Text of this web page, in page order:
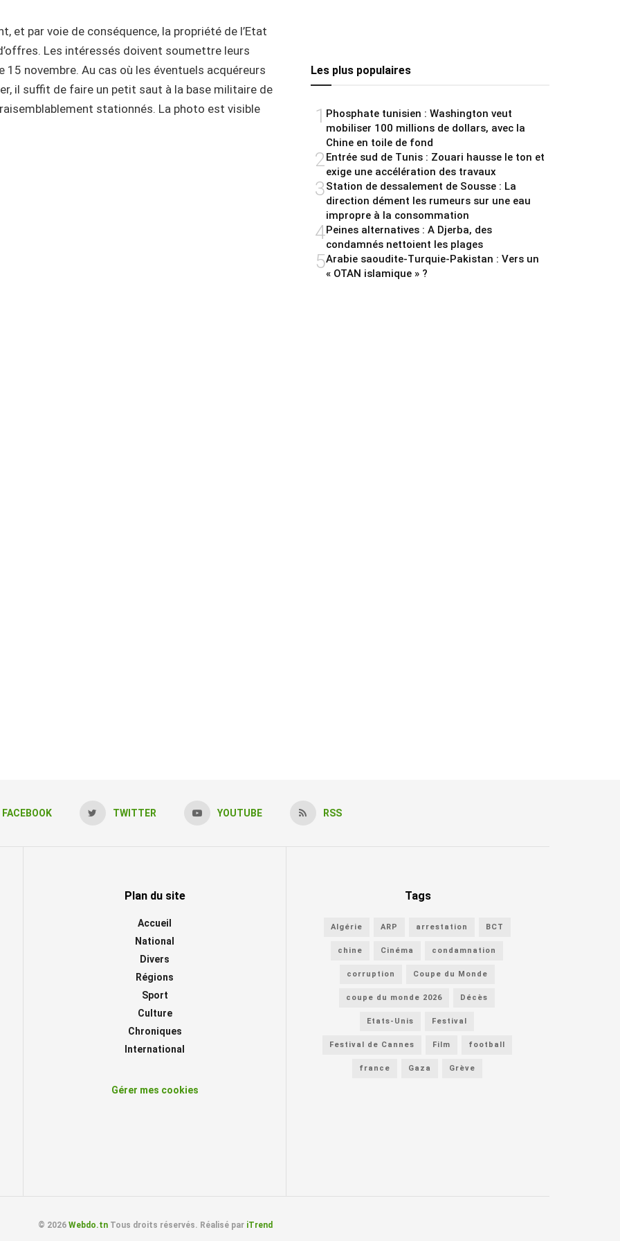
et par voie de conséquence, la propriété de l’Etat
Les intéressés doivent soumettre leurs
15 novembre. Au cas où les éventuels acquéreurs
il suffit de faire un petit saut à la base militaire de
stationnés. La photo est visible
Les plus populaires
1 Phosphate tunisien : Washington veut
mobiliser 100 millions de dollars, avec la
Chine en toile de fond
2Entrée sud de Tunis : Zouari hausse le ton et
exige une accélération des travaux
3Station de dessalement de Sousse : La
direction dément les rumeurs sur une eau
impropre à la consommation
4Peines alternatives : A Djerba, des
condamnés nettoient les plages
5Arabie saoudite-Turquie-Pakistan : Vers un
« OTAN islamique » ?
FACEBOOK TWITTER YOUTUBE RSS
Plan du site
Accueil
National
Divers
Régions
Sport
Culture
Chroniques
International
Gérer mes cookies
Tags
Algérie ARP arrestation BCT
chine Cinéma condamnation
corruption Coupe du Monde
coupe du monde 2026 Décès
Etats-Unis Festival
Festival de Cannes Film football
france Gaza Grève
© 2026 Webdo.tnTous droits réservés. Réalisé par iTrend